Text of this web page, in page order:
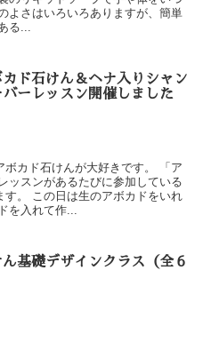
よさはいろいろありますが、簡単
る...
カド石けん＆ヘナ入りシャン
バーレッスン開催しました
カド石けんが大好きです。 「ア
ッスンがあるたびに参加している
。 この日は生のアボカドをいれ
を入れて作...
基礎デザインクラス（全６